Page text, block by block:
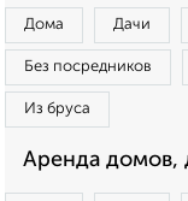
Дома Дачи
Без посредников
Из бруса
Аренда домов,